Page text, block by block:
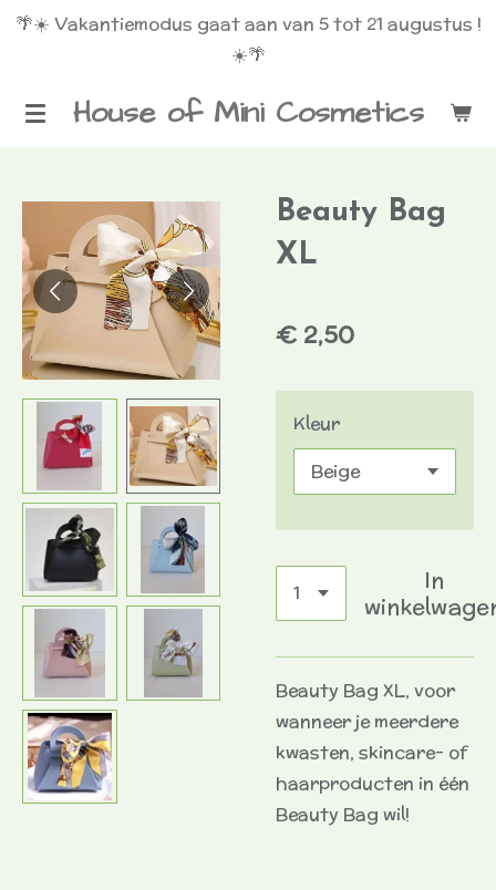
Ga
de
House of Mini Cosmetics
🌴☀️ Vakantiemodus gaat aan van 5 tot 21 augustus !
☀️🌴
Beauty Bag
XL
€ 2,50
Kleur
In
Beauty Bag XL, voor
wanneer je meerdere
kwasten, skincare- of
haarproducten in één
Beauty Bag wil!